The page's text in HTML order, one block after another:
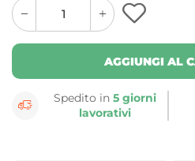
quantity
button
quantity
minus
button
AGGIUNGI AL
Spedito in5 giorni
lavorativi